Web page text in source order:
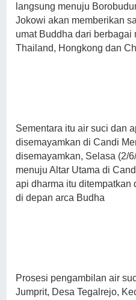
langsung menuju
Jokowi akan memberikan
umat Buddha dari berbagai
Thailand, Hongkong dan
Sementara itu air suci dan
disemayamkan di Candi
disemayamkan, Selasa (2/
menuju Altar Utama di
api dharma itu ditempatkan
di depan arca Budha
Prosesi pengambilan air
Jumprit, Desa Tegalrejo,